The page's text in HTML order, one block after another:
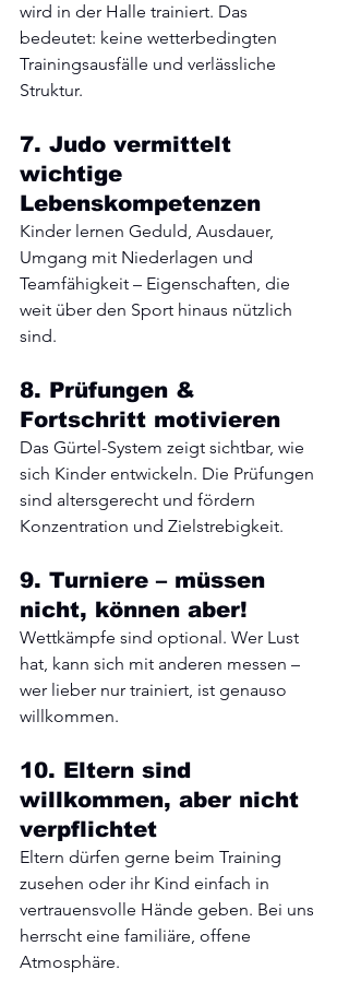
wird in der Halle trainiert. Das
bedeutet: keine wetterbedingten
Trainingsausfälle und verlässliche
Struktur.
7. Judo vermittelt
wichtige
Lebenskompetenzen
Kinder lernen Geduld, Ausdauer,
Umgang mit Niederlagen und
Teamfähigkeit – Eigenschaften, die
weit über den Sport hinaus nützlich
sind.
8. Prüfungen &
Fortschritt motivieren
Das Gürtel-System zeigt sichtbar, wie
sich Kinder entwickeln. Die Prüfungen
sind altersgerecht und fördern
Konzentration und Zielstrebigkeit.
9. Turniere – müssen
nicht, können aber!
Wettkämpfe sind optional. Wer Lust
hat, kann sich mit anderen messen –
wer lieber nur trainiert, ist genauso
willkommen.
10. Eltern sind
willkommen, aber nicht
verpflichtet
Eltern dürfen gerne beim Training
zusehen oder ihr Kind einfach in
vertrauensvolle Hände geben. Bei uns
herrscht eine familiäre, offene
Atmosphäre.